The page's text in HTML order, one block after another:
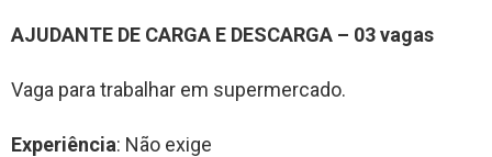
AJUDANTE DE CARGA E DESCARGA – 03 vagas
Vaga para trabalhar em supermercado.
Experiência: Não exige